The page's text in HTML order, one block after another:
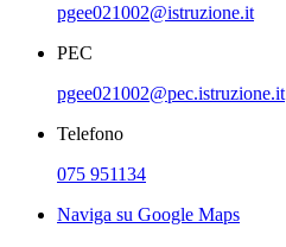
pgee021002@istruzione.it
PEC
pgee021002@pec.istruzione.it
Telefono
075 951134
Naviga su Google Maps